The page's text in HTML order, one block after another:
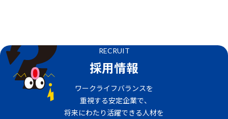
RECRUIT
採用情報
ワークライフバランスを
重視する安定企業で、
将来にわたり活躍できる人材を